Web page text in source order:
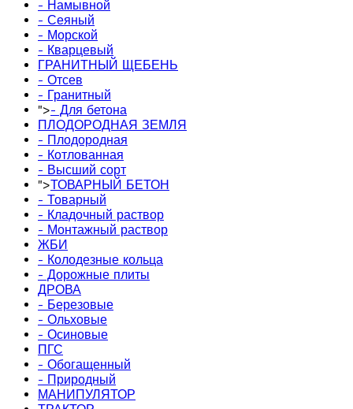
- Намывной
- Сеяный
- Морской
- Кварцевый
ГРАНИТНЫЙ ЩЕБЕНЬ
- Отсев
- Гранитный
">- Для бетона
ПЛОДОРОДНАЯ ЗЕМЛЯ
- Плодородная
- Котлованная
- Высший сорт
">ТОВАРНЫЙ БЕТОН
- Товарный
- Кладочный раствор
- Монтажный раствор
ЖБИ
- Колодезные кольца
- Дорожные плиты
ДРОВА
- Березовые
- Ольховые
- Осиновые
ПГС
- Обогащенный
- Природный
МАНИПУЛЯТОР